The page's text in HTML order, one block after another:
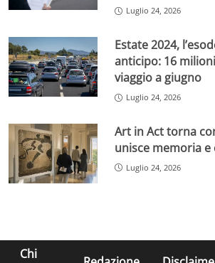
Luglio 24, 2026
Estate 2024,
anticipo: 16
viaggio a giugno
Luglio 24, 2026
Art in Act torna
unisce memoria
Luglio 24, 2026
Chi